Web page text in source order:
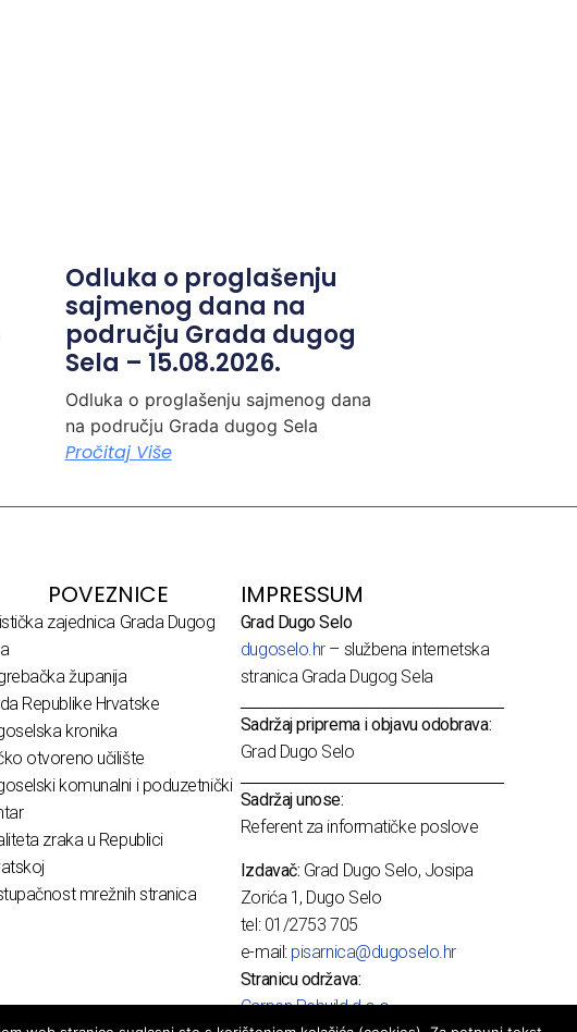
Odluka o proglašenju
sajmenog dana na
području Grada dugog
Sela – 15.08.2026.
Odluka o proglašenju sajmenog dana
na području Grada dugog Sela
Pročitaj Više
POVEZNICE
zajednica Grada Dugog
županija
Republike Hrvatske
kronika
otvoreno učilište
komunalni i poduzetnički
zraka u Republici
mrežnih stranica
IMPRESSUM
Grad Dugo Selo
dugoselo.hr– službena internetska
stranica Grada Dugog Sela
Sadržaj priprema i objavu odobrava:
Grad Dugo Selo
Sadržaj unose:
Referent za informatičke poslove
Izdavač: Grad Dugo Selo, Josipa
Zorića 1, Dugo Selo
tel: 01/2753 705
e-mail: pisarnica@dugoselo.hr
Stranicu održava:
Carpen Rebuild d.o.o.